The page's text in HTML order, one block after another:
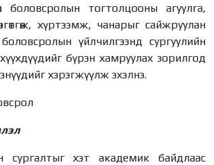
боловсролын тогтолцооны агуулга,
хүртээмж, чанарыг сайжруулан
боловсролын үйлчилгээнд сургуулийн
бүрэн хамруулах зорилгод
хэрэгжүүлж эхэлнэ.
сургалтыг хэт академик байдлаас